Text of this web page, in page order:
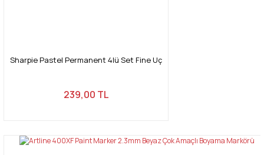
Sharpie Pastel Permanent 4lü Set Fine Uç
239,00 TL